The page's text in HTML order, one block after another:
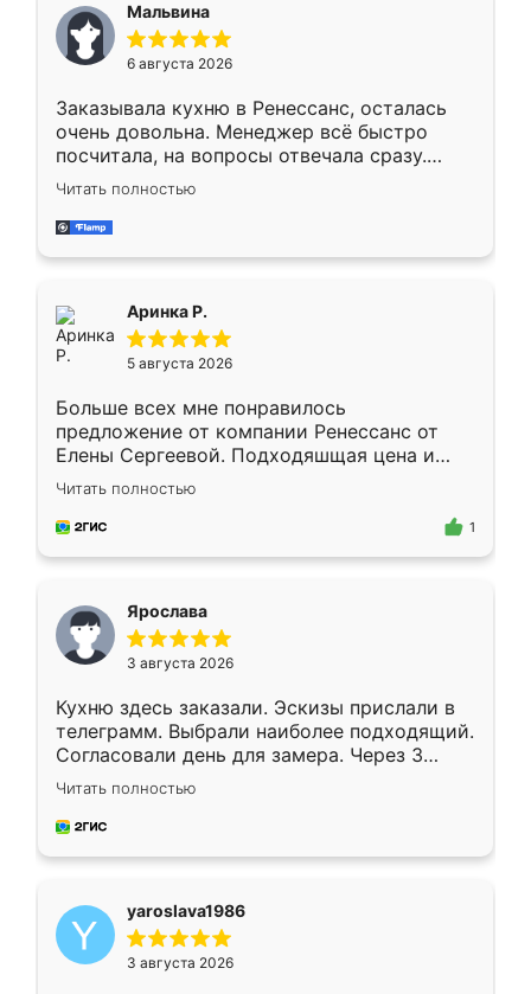
меньше, здесь же он более разнообразный.
Мне нравится ,если что-то потребуется из
мебели буду заказывать только здесь.
Мальвина
6 августа 2026
Заказывала кухню в Ренессанс, осталась
очень довольна. Менеджер всё быстро
посчитала, на вопросы отвечала сразу.
Замерщик приехал в субботу, подошёл к
делу со всей ответственностью. Собрали
за день, ребята работали аккуратно, даже
Читать полностью
Аринка Р.
5 августа 2026
Больше всех мне понравилось
предложение от компании Ренессанс от
Елены Сергеевой. Подходяшщая цена и
короткие сроки изготовления. Приехавший
для замера сотрудник Владислав
предложил по моему эскизу самый
Читать полностью
1
Ярослава
3 августа 2026
Кухню здесь заказали. Эскизы прислали в
телеграмм. Выбрали наиболее подходящий.
Согласовали день для замера. Через 3
недели кухня была уже готова. Остались
довольны работой. Спасибо Ренессанс
мебель за качественную работу!
Читать полностью
yaroslava1986
3 августа 2026